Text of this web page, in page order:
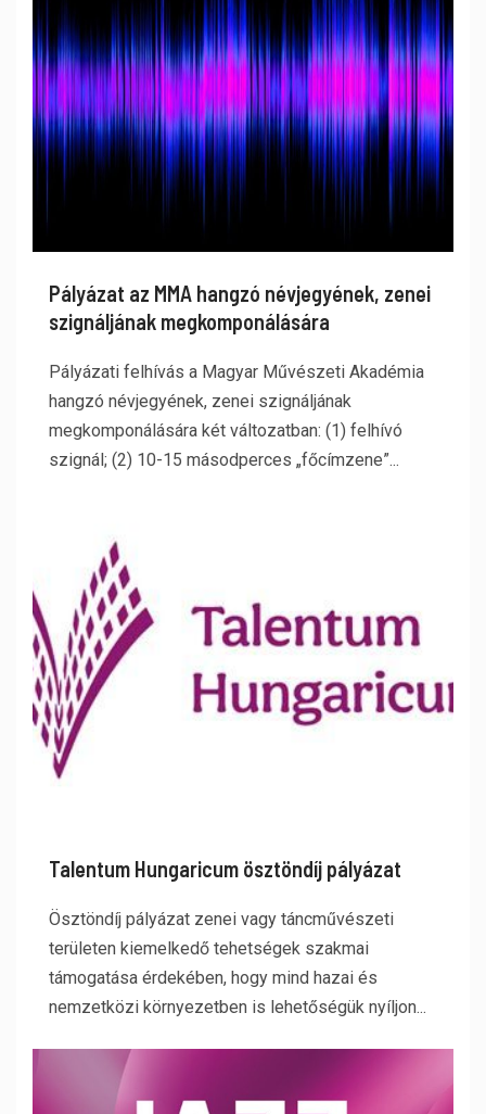
Pályázat az MMA hangzó névjegyének, zenei
szignáljának megkomponálására
Pályázati felhívás a Magyar Művészeti Akadémia
hangzó névjegyének, zenei szignáljának
megkomponálására két változatban: (1) felhívó
szignál; (2) 10-15 másodperces „főcímzene”...
Talentum Hungaricum ösztöndíj pályázat
Ösztöndíj pályázat zenei vagy táncművészeti
területen kiemelkedő tehetségek szakmai
támogatása érdekében, hogy mind hazai és
nemzetközi környezetben is lehetőségük nyíljon...